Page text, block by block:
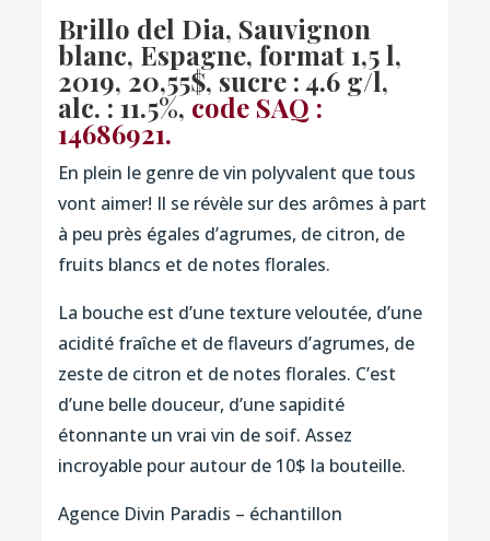
Brillo del Dia, Sauvignon
blanc, Espagne, format 1,5 l,
2019, 20,55$, sucre : 4.6 g/l,
alc. : 11.5%, code SAQ :
14686921.
En plein le genre de vin polyvalent que tous
vont aimer! Il se révèle sur des arômes à part
à peu près égales d’agrumes, de citron, de
fruits blancs et de notes florales.
La bouche est d’une texture veloutée, d’une
acidité fraîche et de flaveurs d’agrumes, de
zeste de citron et de notes florales. C’est
d’une belle douceur, d’une sapidité
étonnante un vrai vin de soif. Assez
incroyable pour autour de 10$ la bouteille.
Agence Divin Paradis – échantillon